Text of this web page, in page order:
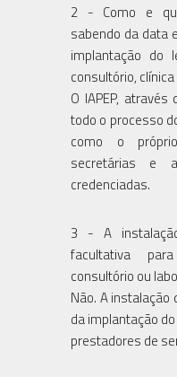
2 - Como e
sabendo da data
implantação do
consultório,
O IAPEP,
todo o processo
como o
secretárias e
credenciadas.
3 - A
facultativa
consultório ou
Não. A
da implantação
prestadores de